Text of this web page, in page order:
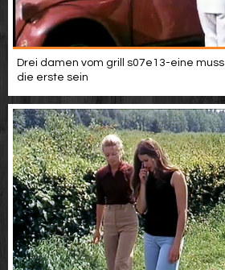
Drei damen vom grill s07e13-eine muss
die erste sein